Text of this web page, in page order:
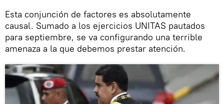
Esta conjunción de factores es absolutamente
causal. Sumado a los ejercicios UNITAS pautados
para septiembre, se va configurando una terrible
amenaza a la que debemos prestar atención.